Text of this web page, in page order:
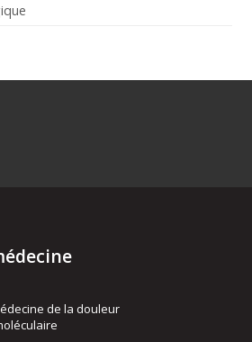
de la douleur